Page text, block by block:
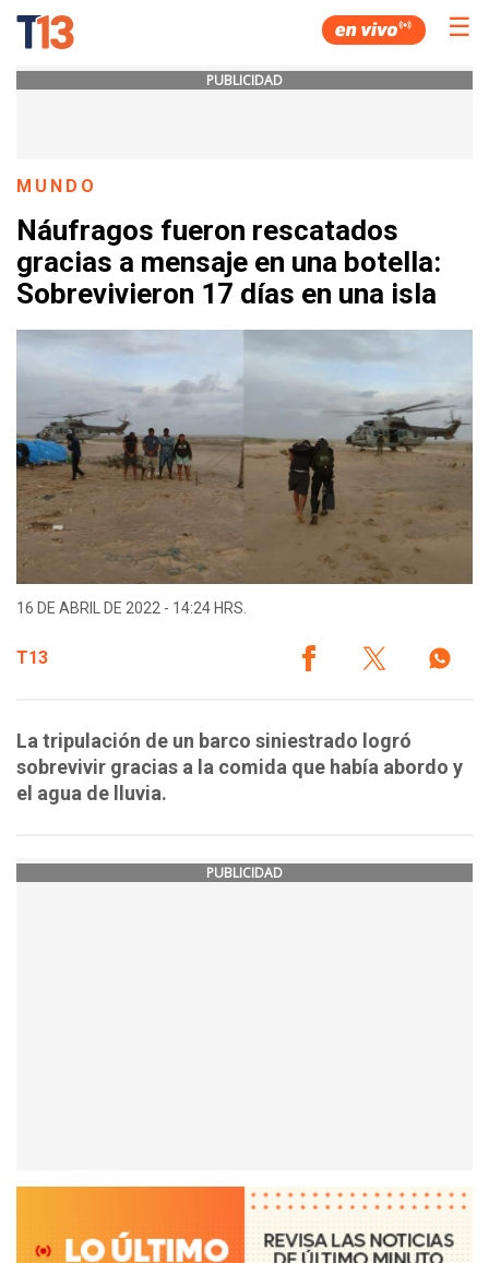
☰
PUBLICIDAD
MUNDO
Náufragos fueron rescatados
gracias a mensaje en una botella:
Sobrevivieron 17 días en una isla
16 DE ABRIL DE 2022 - 14:24 HRS.
T13
La tripulación de un barco siniestrado logró
sobrevivir gracias a la comida que había abordo y
el agua de lluvia.
PUBLICIDAD